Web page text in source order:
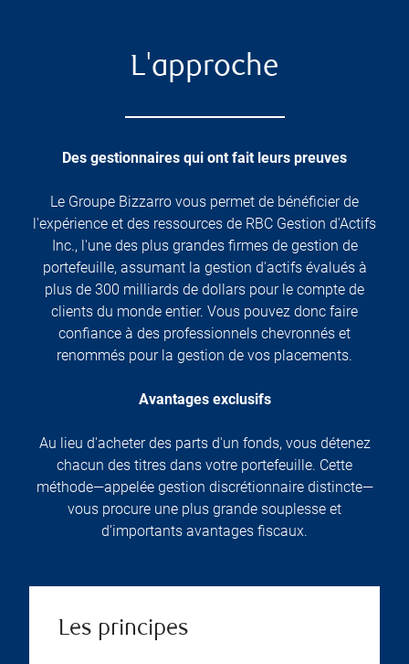
L'approche
Des gestionnaires qui ont fait leurs preuves
Le Groupe Bizzarro vous permet de bénéficier de
l'expérience et des ressources de RBC Gestion d'Actifs
Inc., l'une des plus grandes firmes de gestion de
portefeuille, assumant la gestion d'actifs évalués à
plus de 300 milliards de dollars pour le compte de
clients du monde entier. Vous pouvez donc faire
confiance à des professionnels chevronnés et
renommés pour la gestion de vos placements.
Avantages exclusifs
Au lieu d'acheter des parts d'un fonds, vous détenez
chacun des titres dans votre portefeuille. Cette
méthode—appelée gestion discrétionnaire distincte—
vous procure une plus grande souplesse et
d'importants avantages fiscaux.
Les principes